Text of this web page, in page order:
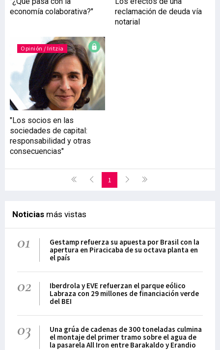
economía colaborativa?"
reclamación de deuda vía
notarial
Opinión / Iritzia
"Los socios en las
sociedades de capital:
responsabilidad y otras
consecuencias"
1
Noticias más vistas
01
Gestamp refuerza su apuesta por Brasil con la
apertura en Piracicaba de su octava planta en
el país
02
Iberdrola y EVE refuerzan el parque eólico
Labraza con 29 millones de financiación verde
del BEI
03
Una grúa de cadenas de 300 toneladas culmina
el montaje del primer tramo sobre el agua de
la pasarela All Iron entre Barakaldo y Erandio